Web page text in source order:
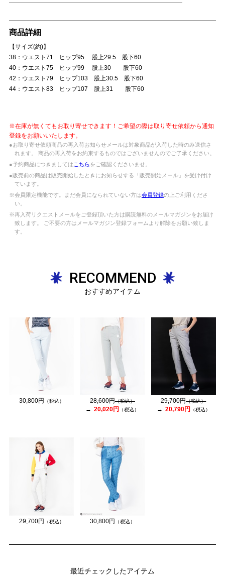
商品詳細
【サイズ(約)】
38：ウエスト71 ヒップ95 股上29.5 股下60
40：ウエスト75 ヒップ99 股上30 股下60
42：ウエスト79 ヒップ103 股上30.5 股下60
44：ウエスト83 ヒップ107 股上31 股下60
※在庫が無くてもお取り寄せできます！ご希望の際は取り寄せ依頼から通知
登録をお願いいたします。
●お取り寄せ依頼商品の再入荷お知らせメールは対象商品が入荷した時のみ送信さ
れます。 商品の再入荷をお約束するものではございませんのでご了承ください。
●予約商品につきましては こちらをご確認くださいませ。
●販売前の商品は販売開始したときにお知らせする「販売開始メール」を受け付け
ています。
※会員限定機能です。まだ会員になられていない方は会員登録の上ご利用くださ
い。
※再入荷リクエストメールをご登録頂いた方は購読無料のメールマガジンをお届け
致します。 ご不要の方はメールマガジン登録フォームより解除をお願い致しま
す。
RECOMMEND
おすすめアイテム
30,800円 （税込） 28,600円（税込）
20,020円 （税込）
29,700円（税込）
20,790円 （税込）
29,700円 （税込） 30,800円 （税込）
最近チェックしたアイテム